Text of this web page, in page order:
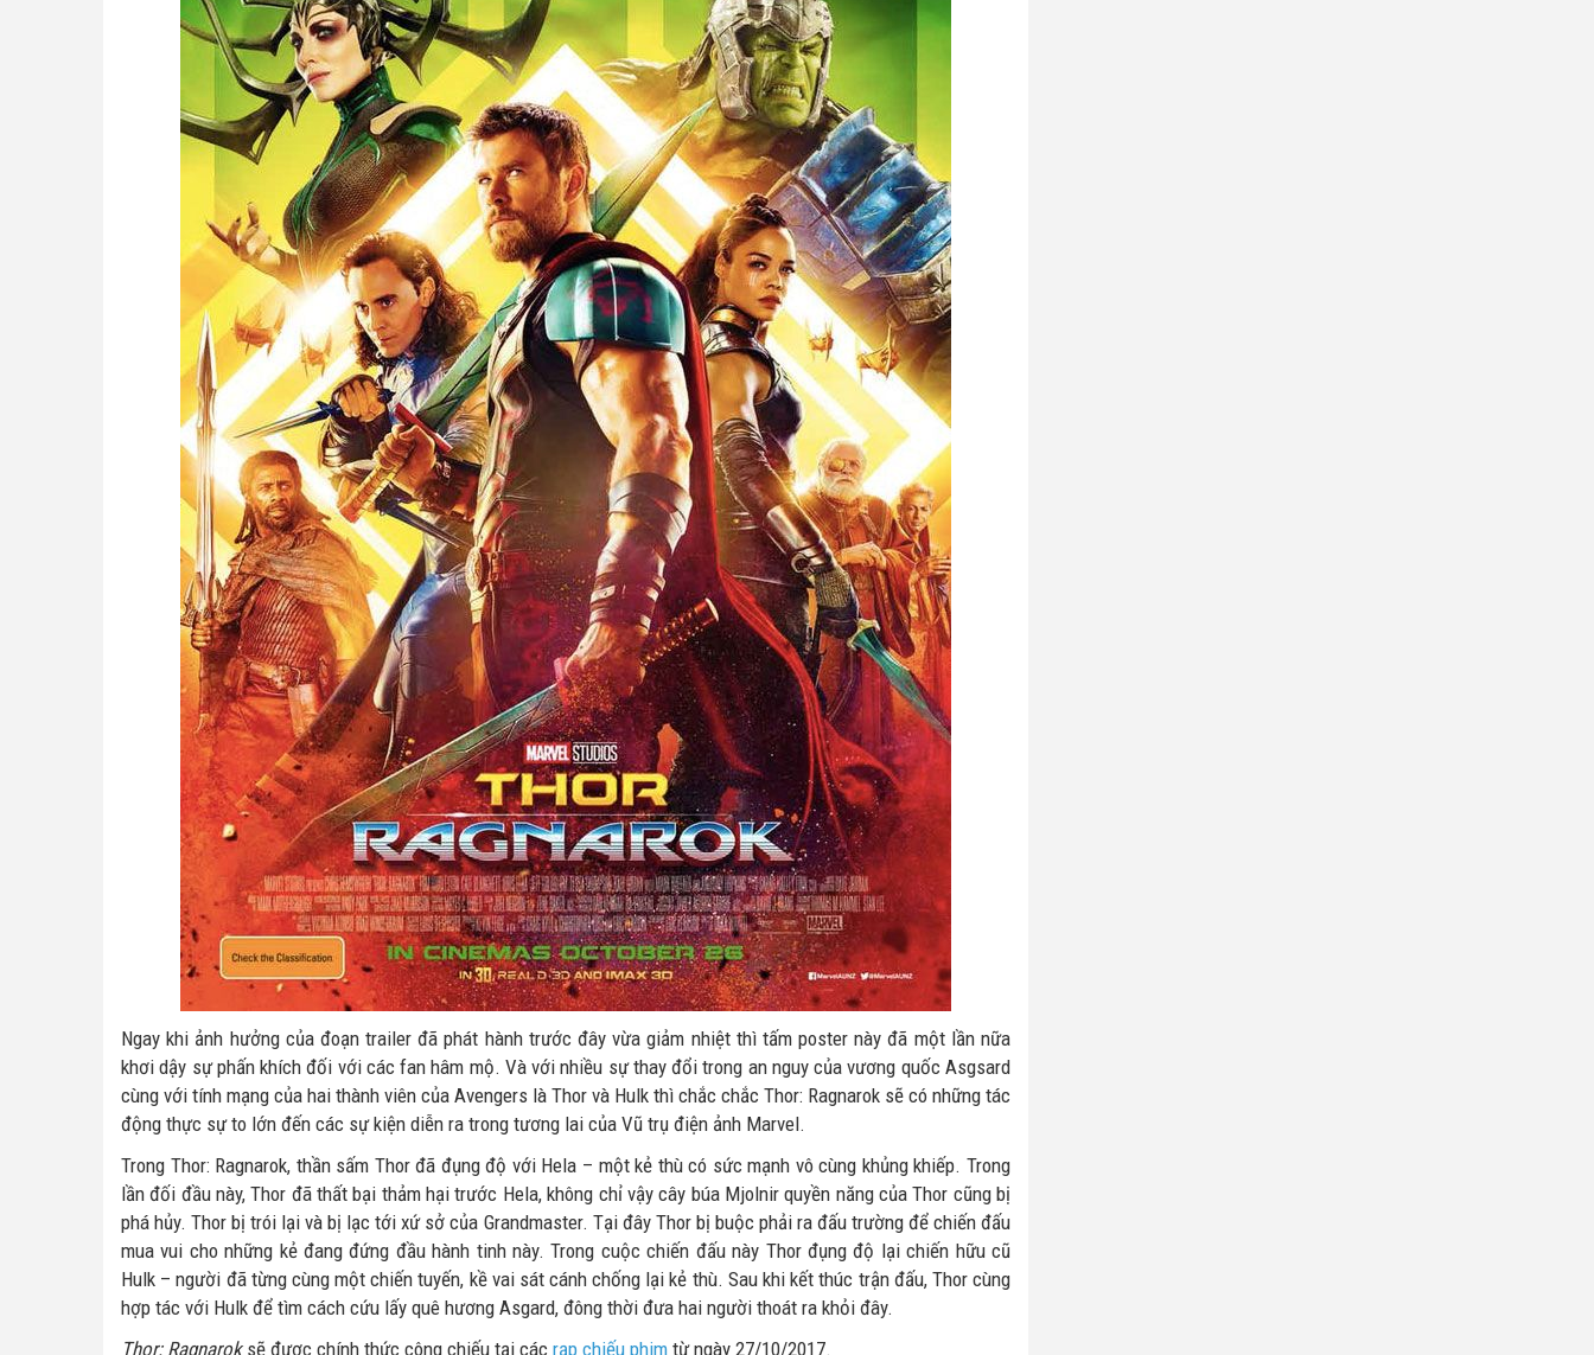
Ngay khi ảnh hưởng của đoạn trailer đã phát hành trước đây vừa giảm nhiệt thì tấm poster này đã một lần nữa
khơi dậy sự phấn khích đối với các fan hâm mộ. Và với nhiều sự thay đổi trong an nguy của vương quốc Asgsard
cùng với tính mạng của hai thành viên của Avengers là Thor và Hulk thì chắc chắc Thor: Ragnarok sẽ có những tác
động thực sự to lớn đến các sự kiện diễn ra trong tương lai của Vũ trụ điện ảnh Marvel.
Trong Thor: Ragnarok, thần sấm Thor đã đụng độ với Hela – một kẻ thù có sức mạnh vô cùng khủng khiếp. Trong
lần đối đầu này, Thor đã thất bại thảm hại trước Hela, không chỉ vậy cây búa Mjolnir quyền năng của Thor cũng bị
phá hủy. Thor bị trói lại và bị lạc tới xứ sở của Grandmaster. Tại đây Thor bị buộc phải ra đấu trường để chiến đấu
mua vui cho những kẻ đang đứng đầu hành tinh này. Trong cuộc chiến đấu này Thor đụng độ lại chiến hữu cũ
Hulk – người đã từng cùng một chiến tuyến, kề vai sát cánh chống lại kẻ thù. Sau khi kết thúc trận đấu, Thor cùng
hợp tác với Hulk để tìm cách cứu lấy quê hương Asgard, đông thời đưa hai người thoát ra khỏi đây.
Thor: Ragnaroksẽ được chính thức công chiếu tại các rạp chiếu phim từ ngày 27/10/2017.